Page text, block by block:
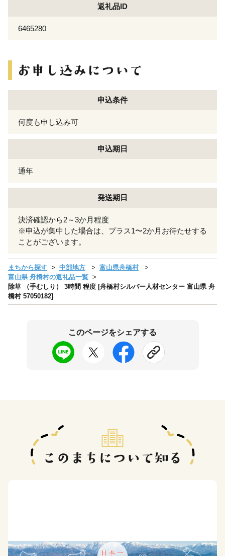
返礼品ID
6465280
申込条件
何度も申し込み可
申込期日
通年
発送期日
決済確認から2～3か月程度
※申込が集中した場合は、プラス1〜2か月お待たせする
ことがございます。
まちから探す 中部地方
富山県舟橋村
富山県 舟橋村の返礼品一覧
除草 （手むしり） 3時間 程度 [舟橋村シルバー人材センター 富山県 舟
橋村 57050182]
このページをシェアする